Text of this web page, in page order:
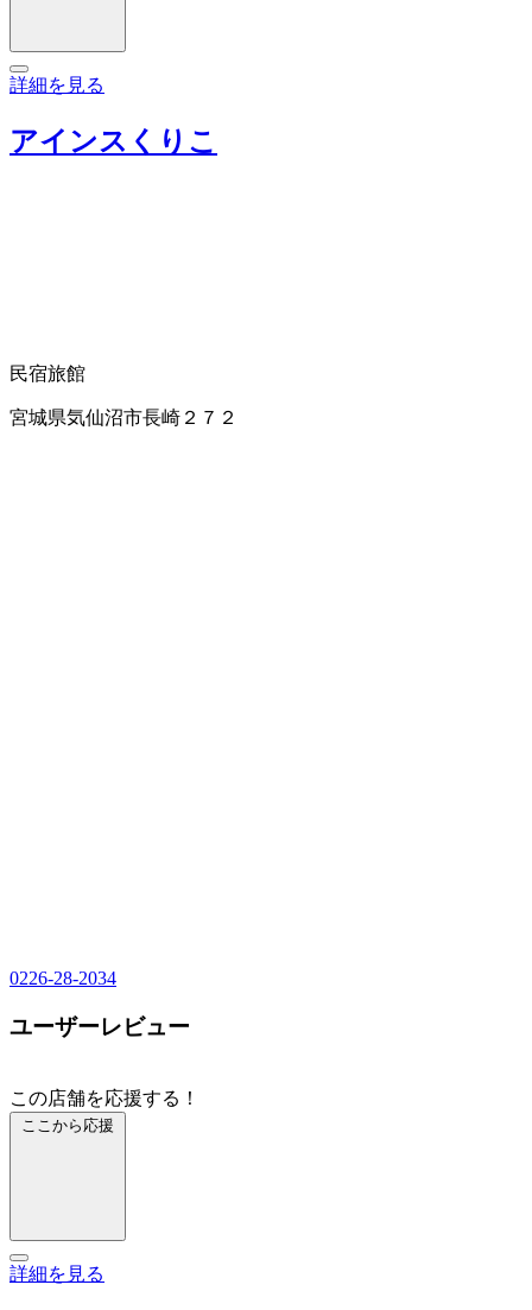
詳細を見る
アインスくりこ
民宿旅館
宮城県気仙沼市長崎２７２
0226-28-2034
ユーザーレビュー
この店舗を応援する！
ここから応援
詳細を見る